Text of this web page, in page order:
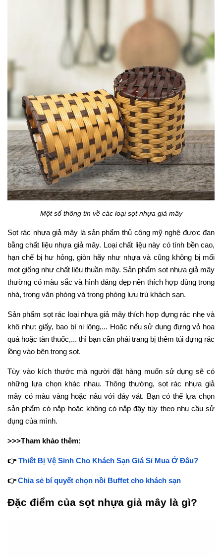
Một số thông tin về các loại sọt nhựa giả mây
Sọt rác nhựa giả mây là sản phẩm thủ công mỹ nghệ được đan
bằng chất liệu nhựa giả mây. Loại chất liệu này có tính bền cao,
hạn chế bị hư hỏng, giòn hãy như nhựa và cũng không bị mối
mọt giống như chất liệu thuần mây. Sản phẩm sọt nhựa giả mây
thường có màu sắc và hình dáng đẹp nên thích hợp dùng trong
nhà, trong văn phòng và trong phòng lưu trú khách sạn.
Sản phẩm sọt rác loại nhựa giả mây thích hợp đựng rác nhẹ và
khô như: giấy, bao bì ni lông,... Hoặc nếu sử dụng đựng vỏ hoa
quả hoặc tàn thuốc,... thì bạn cần phải trang bị thêm túi đựng rác
lồng vào bên trong sọt.
Tùy vào kích thước mà người đặt hàng muốn sử dụng sẽ có
những lựa chọn khác nhau. Thông thường, sọt rác nhựa giả
mây có màu vàng hoặc nâu với đáy vát. Bạn có thể lựa chọn
sản phẩm có nắp hoặc không có nắp đậy tùy theo nhu cầu sử
dụng của mình.
>>>Tham khảo thêm:
👉 Thiết Bị Vệ Sinh Cho Khách Sạn Giá Sỉ Mua Ở Đâu?
👉Chia sẻ bí quyết chọn nồi Buffet cho khách sạn
Đặc điểm của sọt nhựa giả mây là gì?